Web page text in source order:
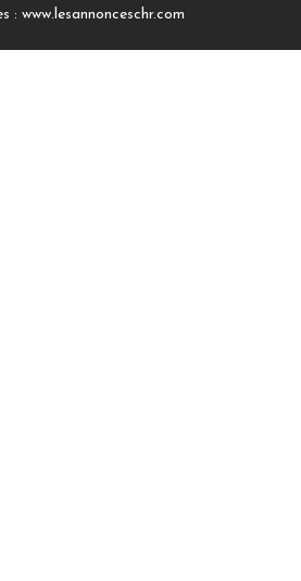
: www.lesannonceschr.com